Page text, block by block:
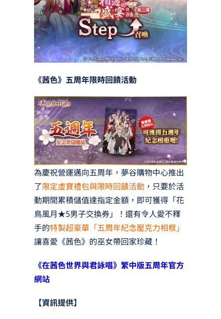
《茜色》五周年限時回饋活動
為慶祝營運邁向五周年，夢谷購物中心推出
了限定虛寶禮包與限時回饋活動 ，只要於活
動期間累積儲值達指定金額，即可獲得「花
鳥風月★5男子交換券」！還有令人愛不釋
手的特製超豪華「五周年紀念壓克力相框」
讓喜愛《茜色》的巫女帶回家珍藏！
《在茜色世界與君詠唱》繁中版五周年官方
網站
【資訊提供】